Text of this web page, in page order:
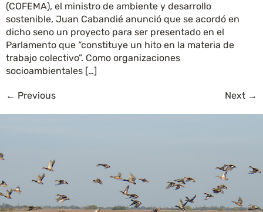
(COFEMA), el ministro de ambiente y desarrollo
sostenible, Juan Cabandié anunció que se acordó en
dicho seno un proyecto para ser presentado en el
Parlamento que “constituye un hito en la materia de
trabajo colectivo”. Como organizaciones
socioambientales […]
← Previous Next →